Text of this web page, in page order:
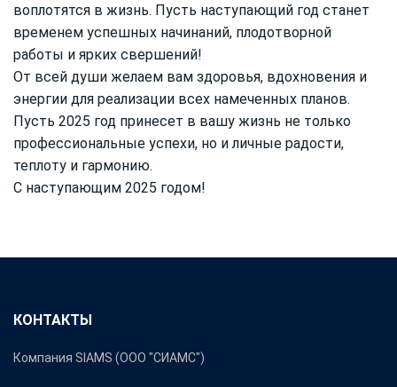
воплотятся в жизнь. Пусть наступающий год станет
временем успешных начинаний, плодотворной
работы и ярких свершений!
От всей души желаем вам здоровья, вдохновения и
энергии для реализации всех намеченных планов.
Пусть 2025 год принесет в вашу жизнь не только
профессиональные успехи, но и личные радости,
теплоту и гармонию.
С наступающим 2025 годом!
КОНТАКТЫ
Компания SIAMS (ООО "СИАМС")